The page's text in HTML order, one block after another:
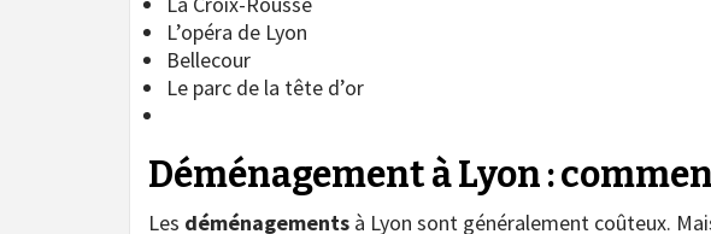
L’opéra de Lyon
Bellecour
Le parc de la tête d’or
Déménagement à Lyon :
Les déménagements à Lyon sont généralement coûteux.